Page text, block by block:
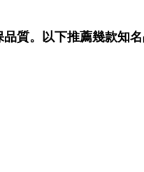
質。以下推薦幾款知